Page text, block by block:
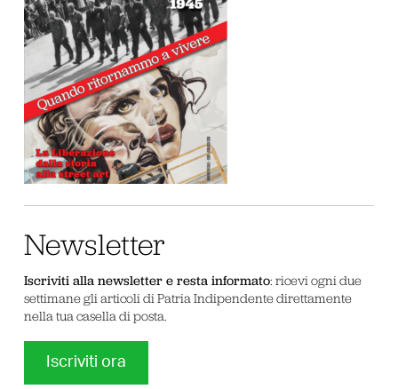
Newsletter
Iscriviti alla newsletter e resta informato: ricevi ogni due
settimane gli articoli di Patria Indipendente direttamente
nella tua casella di posta.
Iscriviti ora